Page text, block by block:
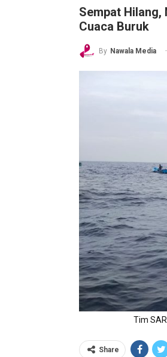
Sempat Hilang,
Cuaca Buruk
By Nawala Media
Tim
Share